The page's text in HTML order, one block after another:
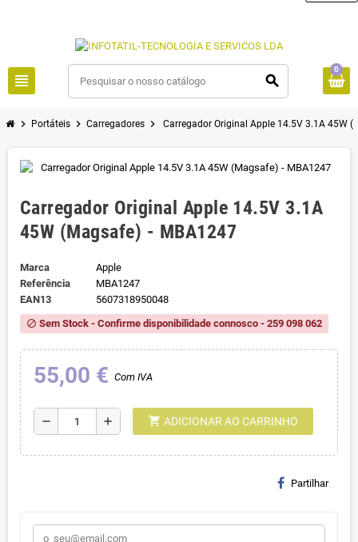
view_headline search
0
chevron_right Portáteis chevron_right Carregadores chevron_right Carregador Original Apple 14.5V 3.1A 45W
Carregador Original Apple 14.5V 3.1A
45W (Magsafe) - MBA1247
Marca
Apple
Referência
MBA1247
EAN13
5607318950048
block Sem Stock - Confirme disponibilidade connosco - 259 098 062
55,00 € Com IVA
remove add shopping_cart ADICIONAR AO CARRINHO
Partilhar